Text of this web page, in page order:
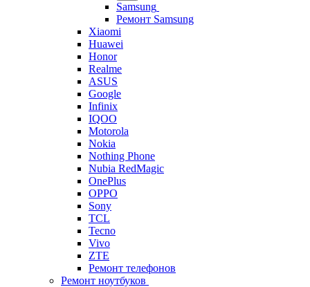
Samsung
Ремонт Samsung
Xiaomi
Huawei
Honor
Realme
ASUS
Google
Infinix
IQOO
Motorola
Nokia
Nothing Phone
Nubia RedMagic
OnePlus
OPPO
Sony
TCL
Tecno
Vivo
ZTE
Ремонт телефонов
Ремонт ноутбуков